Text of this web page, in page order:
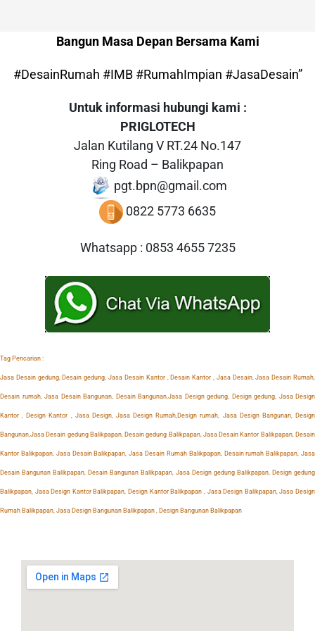
Bangun Masa Depan Bersama Kami
#DesainRumah #IMB #RumahImpian #JasaDesain”
Untuk informasi hubungi kami :
PRIGLOTECH
Jalan Kutilang V RT.24 No.147
Ring Road – Balikpapan
pgt.bpn@gmail.com
0822 5773 6635
Whatsapp : 0853 4655 7235
Tag Pencarian :
Jasa Desain gedung, Desain gedung, Jasa Desain Kantor , Desain Kantor , Jasa Desain, Jasa Desain Rumah,
Desain rumah, Jasa Desain Bangunan, Desain Bangunan,Jasa Design gedung, Design gedung, Jasa Design
Kantor , Design Kantor , Jasa Design, Jasa Design Rumah,Design rumah, Jasa Design Bangunan, Design
Bangunan,Jasa Desain gedung Balikpapan, Desain gedung Balikpapan, Jasa Desain Kantor Balikpapan, Desain
Kantor Balikpapan, Jasa Desain Balikpapan, Jasa Desain Rumah Balikpapan, Desain rumah Balikpapan, Jasa
Desain Bangunan Balikpapan, Desain Bangunan Balikpapan, Jasa Design gedung Balikpapan, Design gedung
Balikpapan, Jasa Design Kantor Balikpapan, Design Kantor Balikpapan , Jasa Design Balikpapan, Jasa Design
Rumah Balikpapan, Jasa Design Bangunan Balikpapan , Design Bangunan Balikpapan